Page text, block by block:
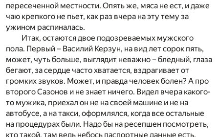
пересеченной местности. Опять же, мяса не ест, и даже
чаю крепкого не пьет, как раз вчера на эту тему за
ужином распиналась.
Итак, остаются двое подозреваемых мужского
пола. Первый – Василий Керзун, на вид лет сорок пять,
может, чуть больше, выглядит неважно – бледный, глаза
бегают, за сердце часто хватается, вздрагивает от
громких звуков. Может, и правда человек болен? А про
второго Сазонов и не знает ничего. Видел вчера какого-
то мужика, приехал он не на своей машине и не на
автобусе, а на такси, оформлялся, когда все остальные
на процедурах были. Надо бы на ресепшен посмотреть,
кто такой, там ведь небось паспортные данные есть.